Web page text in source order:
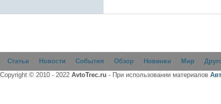
Статьи Новости События Обзор Новинки Мир
Copyright © 2010 - 2022 AvtoTrec.ru - При использовании материалов